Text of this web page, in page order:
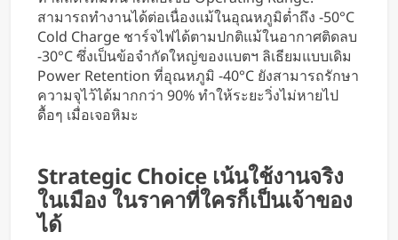
สามารถทำงานได้ต่อเนื่องแม้ในอุณหภูมิต่ำถึง -50°C
Cold Charge ชาร์จไฟได้ตามปกติแม้ในอากาศติดลบ
-30°C ซึ่งเป็นข้อจำกัดใหญ่ของแบตฯ ลิเธียมแบบเดิม
Power Retention ที่อุณหภูมิ -40°C ยังสามารถรักษา
ความจุไว้ได้มากกว่า 90% ทำให้ระยะวิ่งไม่หายไป
ดื้อๆ เมื่อเจอหิมะ
Strategic Choice เน้นใช้งานจริง
ในเมือง ในราคาที่ใครก็เป็นเจ้าของ
ได้